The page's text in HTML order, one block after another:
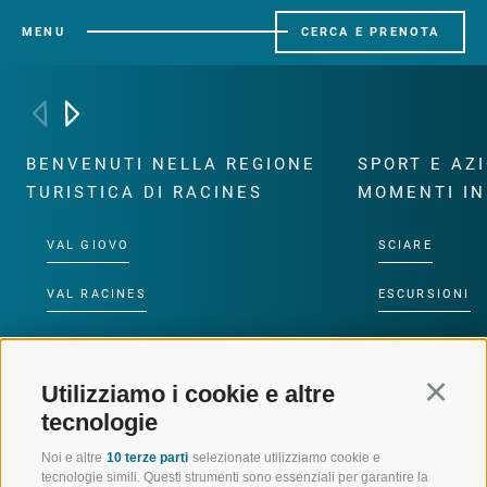
Utilizziamo i cookie e altre
tecnologie
Noi e altre 10 terze parti selezionate utilizziamo cookie e
tecnologie simili. Questi strumenti sono essenziali per garantire la
MENU CERCA E PRENOTA
BENVENUTI NELLA REGIONE
TURISTICA DI RACINES
VAL GIOVO
VAL RACINES
VAL RIDANNA
IMPIANTI DI RISALITA
SCUOLA DI SCI RACINES
SPORT E
MOMENTI
SCIARE
ESCURSIONI
ALTA